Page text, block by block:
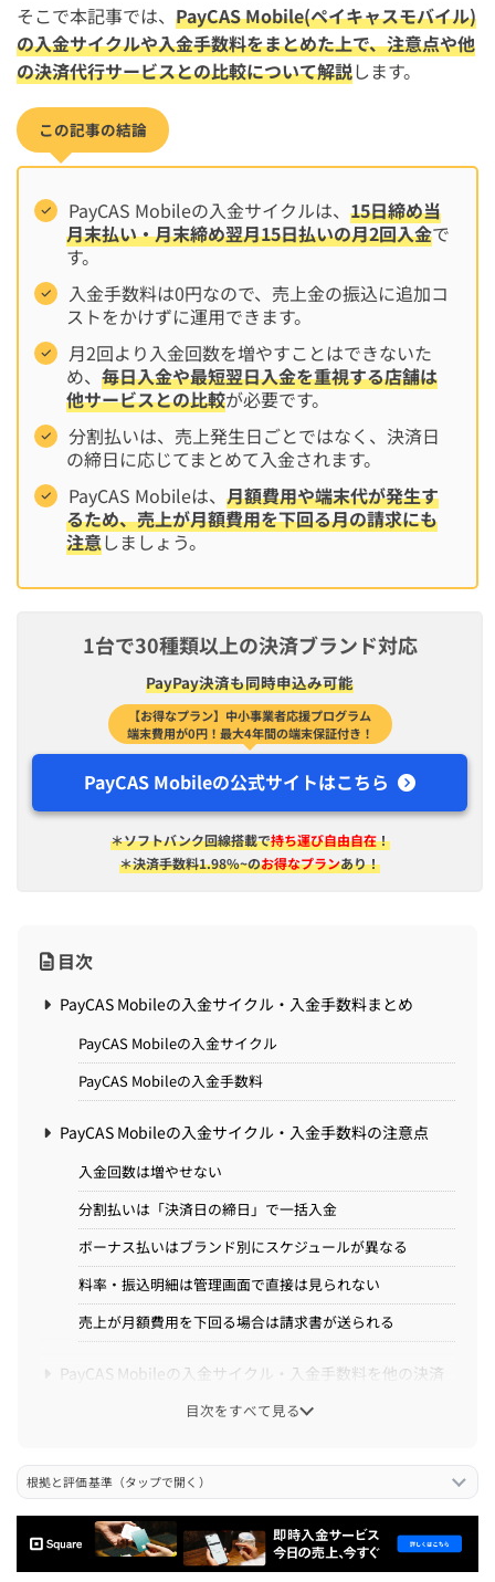
そこで本記事では、 PayCAS Mobile(ペイキャスモバイル)
の入金サイクルや入金手数料をまとめた上で、注意点や他
の決済代行サービスとの比較について解説します。
この記事の結論
PayCAS Mobileの入金サイクルは、15日締め当
月末払い・月末締め翌月15日払いの月2回入金で
す。
入金手数料は0円なので、売上金の振込に追加コ
ストをかけずに運用できます。
月2回より入金回数を増やすことはできないた
め、 毎日入金や最短翌日入金を重視する店舗は
他サービスとの比較が必要です。
分割払いは、売上発生日ごとではなく、決済日
の締日に応じてまとめて入金されます。
PayCAS Mobileは、月額費用や端末代が発生す
るため、売上が月額費用を下回る月の請求にも
注意しましょう。
1台で30種類以上の決済ブランド対応
PayPay決済も同時申込み可能
【お得なプラン】中小事業者応援プログラム
端末費用が0円！最大4年間の端末保証付き！
PayCAS Mobileの公式サイトはこちら
＊ソフトバンク回線搭載で持ち運び自由自在！
＊決済手数料1.98%~のお得なプランあり！
目次
PayCAS Mobileの入金サイクル・入金手数料まとめ
PayCAS Mobileの入金サイクル
PayCAS Mobileの入金手数料
PayCAS Mobileの入金サイクル・入金手数料の注意点
入金回数は増やせない
分割払いは「決済日の締日」で一括入金
ボーナス払いはブランド別にスケジュールが異なる
料率・振込明細は管理画面で直接は見られない
売上が月額費用を下回る場合は請求書が送られる
PayCAS Mobileの入金サイクル・入金手数料を他の決済
PayCAS Mobileの入金サイクル・入金手数料に関するよ
くある質問
PayCAS Mobileでの入金明細や収納明細書の確認方法は？
目次をすべて見る
根拠と評価基準（タップで開く）